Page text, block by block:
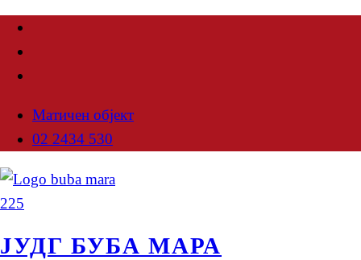
Матичен објект
02 2434 530
ЈУДГ БУБА МАРА